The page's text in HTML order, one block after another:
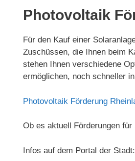
Photovoltaik
Für den Kauf einer
Zuschüssen, die Ihnen beim
stehen Ihnen verschiedene
ermöglichen, noch schneller
Photovoltaik Förderung
Ob es aktuell Förderungen
Infos auf dem Portal der Stadt: